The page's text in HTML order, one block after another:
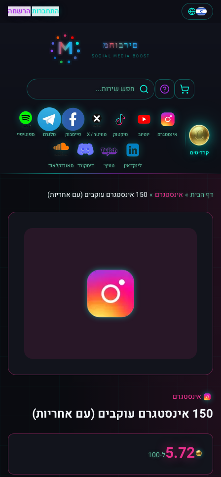
התחברות|הרשמה
M מחוברים
SOCIAL MEDIA BOOST
קרדיטים
אינסטגרם יוטיוב טיקטוק טוויטר / X פייסבוק טלגרם ספוטיפיי
לינקדאין טוויץ׳ דיסקורד סאונדקלאוד
דף הבית » אינסטגרם » 150 אינסטגרם עוקבים (עם אחריות)
אינסטגרם
150 אינסטגרם עוקבים (עם אחריות)
5.72ל-100